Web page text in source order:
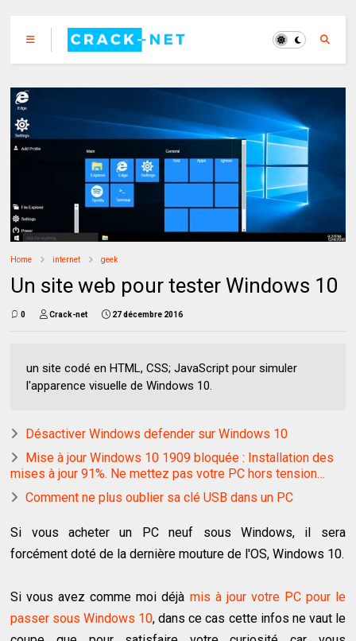
Home internet geek
Un site web pour tester Windows 10
0 Crack-net 27 décembre 2016
un site codé en HTML, CSS; JavaScript pour simuler
l'apparence visuelle de Windows 10.
Désactiver Windows defender sur Windows 10
Mise à jour Windows 10 1909 bloquée : Installation des
mises à jour 91%. Ne mettez pas votre PC hors tension…
Comment ne plus oublier sa clé USB dans un PC
Si vous acheter un PC neuf sous Windows, il sera
forcément doté de la dernière mouture de l'OS, Windows 10.
Si vous avez comme moi déjà mis à jour votre PC pour le
passer sous Windows 10, dans ce cas cette infos ne vaut le